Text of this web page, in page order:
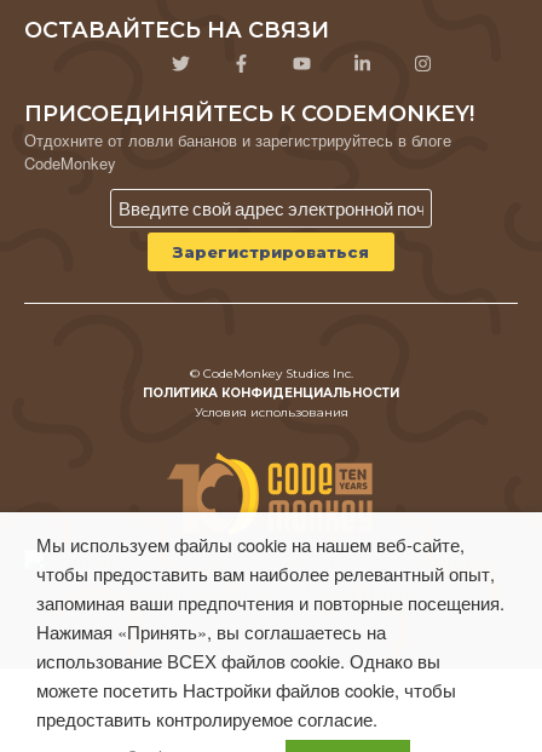
ОСТАВАЙТЕСЬ НА СВЯЗИ
ПРИСОЕДИНЯЙТЕСЬ К CODEMONKEY!
Отдохните от ловли бананов и зарегистрируйтесь в блоге
CodeMonkey
© CodeMonkey Studios Inc.
ПОЛИТИКА КОНФИДЕНЦИАЛЬНОСТИ
Условия использования
Мы используем файлы cookie на нашем веб-сайте,
чтобы предоставить вам наиболее релевантный опыт,
запоминая ваши предпочтения и повторные посещения.
Нажимая «Принять», вы соглашаетесь на
использование ВСЕХ файлов cookie. Однако вы
можете посетить Настройки файлов cookie, чтобы
предоставить контролируемое согласие.